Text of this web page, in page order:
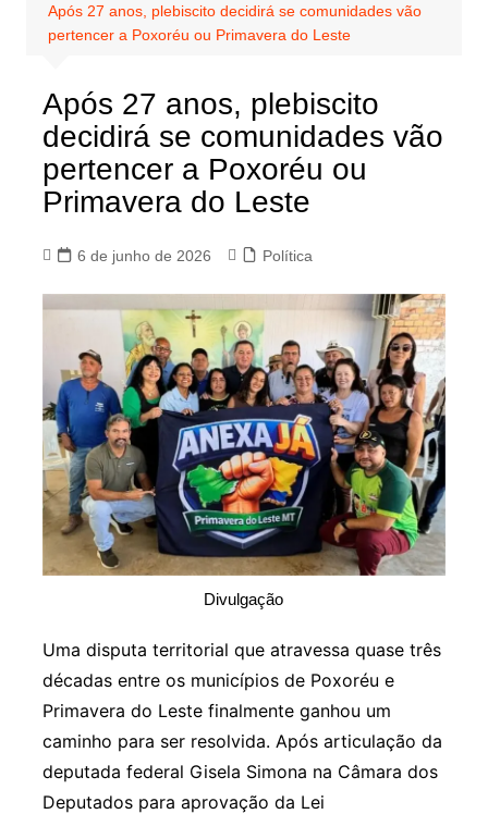
Após 27 anos, plebiscito decidirá se comunidades vão
pertencer a Poxoréu ou Primavera do Leste
Após 27 anos, plebiscito
decidirá se comunidades vão
pertencer a Poxoréu ou
Primavera do Leste
6 de junho de 2026 Política
Divulgação
Uma disputa territorial que atravessa quase três
décadas entre os municípios de Poxoréu e
Primavera do Leste finalmente ganhou um
caminho para ser resolvida. Após articulação da
deputada federal Gisela Simona na Câmara dos
Deputados para aprovação da Lei